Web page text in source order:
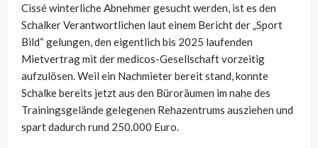
Cissé winterliche Abnehmer gesucht werden, ist es den
Schalker Verantwortlichen laut einem Bericht der „Sport
Bild“ gelungen, den eigentlich bis 2025 laufenden
Mietvertrag mit der medicos-Gesellschaft vorzeitig
aufzulösen. Weil ein Nachmieter bereit stand, konnte
Schalke bereits jetzt aus den Büroräumen im nahe des
Trainingsgelände gelegenen Rehazentrums ausziehen und
spart dadurch rund 250.000 Euro.